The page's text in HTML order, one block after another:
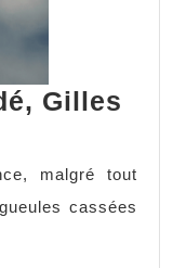
Gilles
malgré tout
cassées